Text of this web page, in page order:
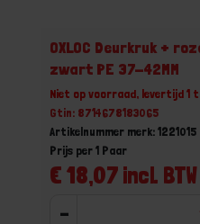
OXLOC Deurkruk +
zwart PE 37-42MM
Niet op voorraad, levertijd 1
Gtin: 8714678183065
Artikelnummer merk: 1221015
€ 18,07 incl. BTW
Prijs per 1 Paar
-